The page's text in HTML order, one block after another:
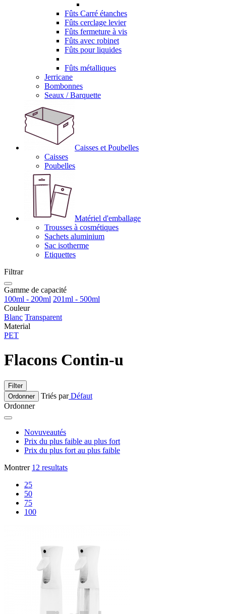
Fûts Carré étanches
Fûts cerclage levier
Fûts fermeture à vis
Fûts avec robinet
Fûts pour liquides
Fûts métalliques
Jerricane
Bombonnes
Seaux / Barquette
Caisses et Poubelles
Caisses
Poubelles
Matériel d'emballage
Trousses à cosmétiques
Sachets aluminium
Sac isotherme
Etiquettes
Filtrar
Gamme de capacité
100ml - 200ml 201ml - 500ml
Couleur
Blanc Transparent
Material
PET
Flacons Contin-u
Filter
Ordonner
Triés parDéfaut
Ordonner
Novuveautés
Prix du plus faible au plus fort
Prix du plus fort au plus faible
Montrer 12 resultats
25
50
75
100